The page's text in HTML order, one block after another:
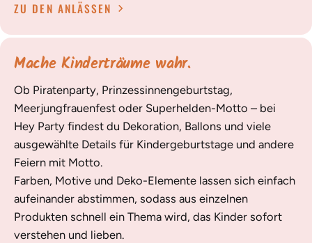
ZU DEN ANLÄSSEN
Mache Kinderträume wahr.
Ob Piratenparty, Prinzessinnengeburtstag,
Meerjungfrauenfest oder Superhelden-Motto – bei
Hey Party findest du Dekoration, Ballons und viele
ausgewählte Details für Kindergeburtstage und andere
Feiern mit Motto.
Farben, Motive und Deko-Elemente lassen sich einfach
aufeinander abstimmen, sodass aus einzelnen
Produkten schnell ein Thema wird, das Kinder sofort
verstehen und lieben.